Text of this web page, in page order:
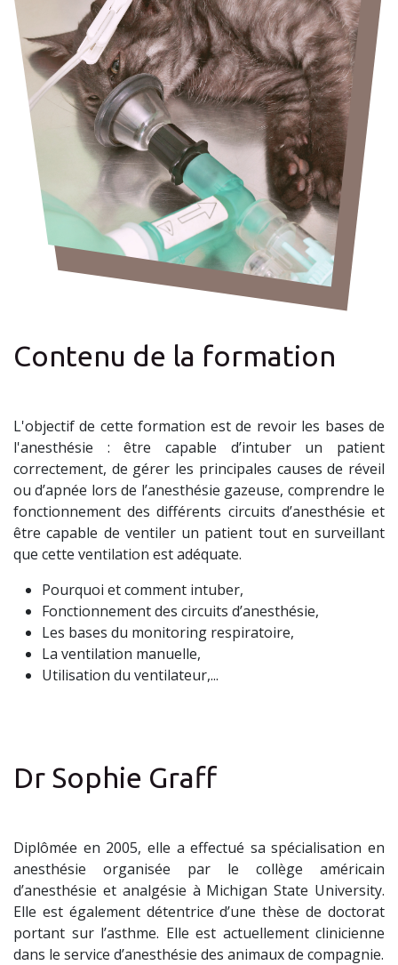
Contenu de la formation
L'objectif de cette formation est de revoir les bases de
l'anesthésie : être capable d’intuber un patient
correctement, de gérer les principales causes de réveil
ou d’apnée lors de l’anesthésie gazeuse, comprendre le
fonctionnement des différents circuits d’anesthésie et
être capable de ventiler un patient tout en surveillant
que cette ventilation est adéquate.
Pourquoi et comment intuber,
Fonctionnement des circuits d’anesthésie,
Les bases du monitoring respiratoire,
La ventilation manuelle,
Utilisation du ventilateur,...
Dr Sophie Graff
Diplômée en 2005, elle a effectué sa spécialisation en
anesthésie organisée par le collège américain
d’anesthésie et analgésie à Michigan State University.
Elle est également détentrice d’une thèse de doctorat
portant sur l’asthme. Elle est actuellement clinicienne
dans le service d’anesthésie des animaux de compagnie.